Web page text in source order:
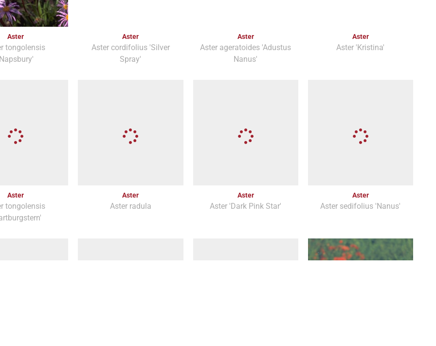
Aster
tongolensis
Aster
Aster cordifolius 'Silver
Spray'
Aster
Aster ageratoides 'Adustus
Nanus'
Aster
Aster 'Kristina'
Aster
tongolensis
Aster
Aster radula
Aster
Aster 'Dark Pink Star'
Aster
Aster sedifolius 'Nanus'